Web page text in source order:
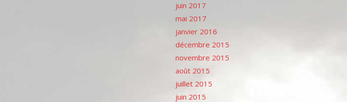
juin 2017
mai 2017
janvier 2016
décembre 2015
novembre 2015
août 2015
juillet 2015
juin 2015